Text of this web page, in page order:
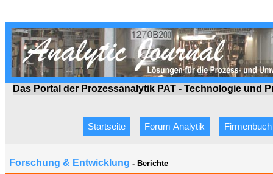
Das Portal der Prozessanalytik PAT - Technologie und
Startseite Forum Analytik Firmenbuch
Forschung & Entwicklung - Berichte